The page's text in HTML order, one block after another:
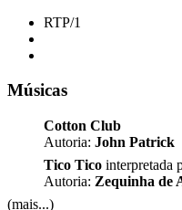
RTP/1
Músicas
Cotton Club
Autoria: John Patrick
Tico Tico interpretada
Autoria: Zequinha de
(mais...)